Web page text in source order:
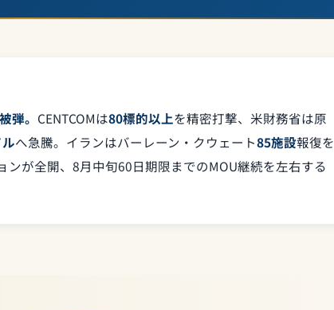
弾。 CENTCOMは80標的以上を精密打撃、米財務省は原
へ急騰。イランはバーレーン・クウェート85施設報復を
が全開、8月中旬60日期限までのMOU継続を左右する